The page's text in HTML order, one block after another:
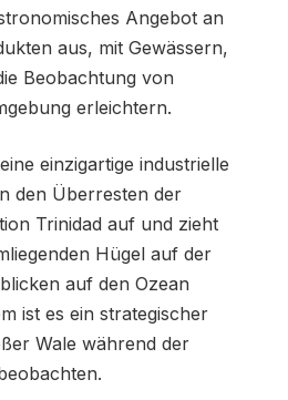
Angebot an
aus, mit Gewässern,
Beobachtung von
erleichtern.
einzigartige industrielle
den Überresten der
Trinidad auf und zieht
Hügel auf der
auf den Ozean
ist es ein strategischer
Wale während der